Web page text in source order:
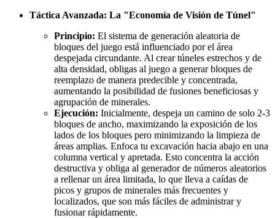
Táctica Avanzada: La "Economía de Visión de Túnel"
Principio: El sistema de generación aleatoria de
bloques del juego está influenciado por el área
despejada circundante. Al crear túneles estrechos y de
alta densidad, obligas al juego a generar bloques de
reemplazo de manera predecible y concentrada,
aumentando la posibilidad de fusiones beneficiosas y
agrupación de minerales.
Ejecución: Inicialmente, despeja un camino de solo 2-3
bloques de ancho, maximizando la exposición de los
lados de los bloques pero minimizando la limpieza de
áreas amplias. Enfoca tu excavación hacia abajo en una
columna vertical y apretada. Esto concentra la acción
destructiva y obliga al generador de números aleatorios
a rellenar un área limitada, lo que lleva a caídas de
picos y grupos de minerales más frecuentes y
localizados, que son más fáciles de administrar y
fusionar rápidamente.